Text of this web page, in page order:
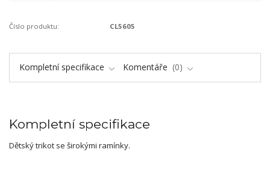
Číslo produktu: CL5605
Kompletní specifikace Komentáře 0
Kompletní specifikace
Dětský trikot se širokými ramínky.